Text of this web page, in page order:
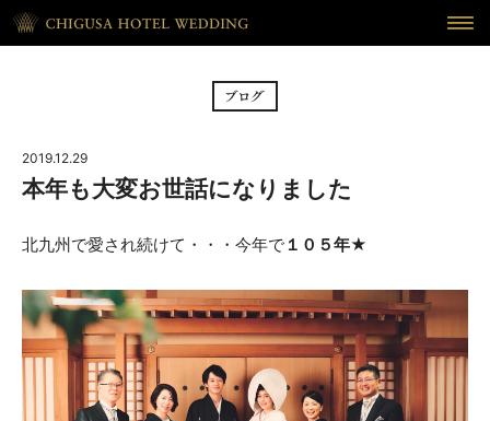
CEREMONY
RECEPTION
CUISINE 料理
WAKON 和婚
REPORT
ウェディング・レポート
DRESS
ドレス
2019.12.29
本年も大変お世話になりました
北九州で愛され続けて・・・今年で１０５年★